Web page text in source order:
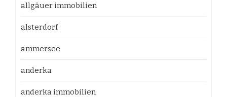
allgäuer immobilien
alsterdorf
ammersee
anderka
anderka immobilien